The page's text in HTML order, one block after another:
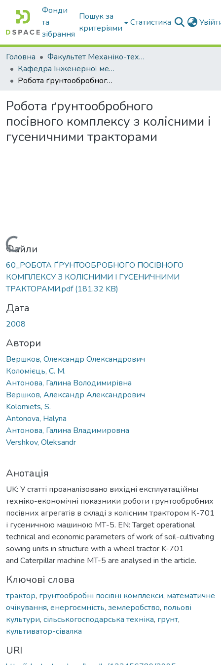
Фонди
та
зібрання
Пошук за
критеріями
Статистика
Головна
Факультет Механіко-технологічний
Кафедра Інженерної механіки та комп'ютерного проектування
Робота ґрунтообробного посівного комплексу з колісними і гусеничними тракторами
Робота ґрунтообробного
посівного комплексу з колісними і
гусеничними тракторами
Вантажиться...
Файли
60_РОБОТА ҐРУНТООБРОБНОГО ПОСІВНОГО
КОМПЛЕКСУ З КОЛІСНИМИ І ГУСЕНИЧНИМИ
ТРАКТОРАМИ.pdf(181.32 KB)
Дата
2008
Автори
Вершков, Олександр Олександрович
Коломієць, С. М.
Антонова, Галина Володимирівна
Вершков, Александр Александрович
Kolomiets, S.
Antonova, Halyna
Антонова, Галина Владимировна
Vershkov, Oleksandr
Анотація
UK: У статті проаналізовано вихідні експлуатаційны
техніко-економічні показники роботи грунтообробних
посівних агрегатів в складі з колісним трактором К-701
і гусеничною машиною МТ-5. EN: Target operational
technical and еconomiс parameters of work of soil-cultivating
sowing units in structure with a wheel tractor K-701
and Caterpillar machine MT-5 are analysed in the article.
Ключові слова
трактор, грунтообробні посівні комплекси, математичне
очікування, енергоємність, землеробство, польові
культури, сільськогосподарська техніка, грунт,
культиватор-сівалка
URI